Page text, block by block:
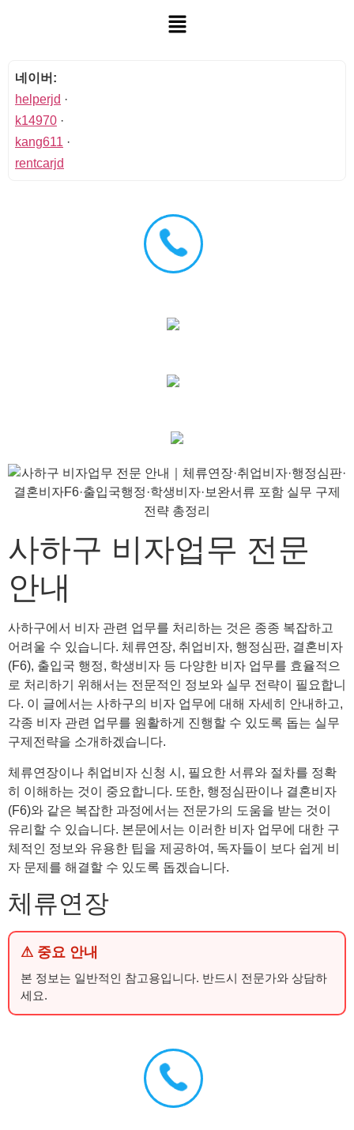
네이버:
helperjd ·
k14970 ·
kang611 ·
rentcarjd
사하구 비자업무 전문
안내
사하구에서 비자 관련 업무를 처리하는 것은 종종 복잡하고
어려울 수 있습니다. 체류연장, 취업비자, 행정심판, 결혼비자
(F6), 출입국 행정, 학생비자 등 다양한 비자 업무를 효율적으
로 처리하기 위해서는 전문적인 정보와 실무 전략이 필요합니
다. 이 글에서는 사하구의 비자 업무에 대해 자세히 안내하고,
각종 비자 관련 업무를 원활하게 진행할 수 있도록 돕는 실무
구제전략을 소개하겠습니다.
체류연장이나 취업비자 신청 시, 필요한 서류와 절차를 정확
히 이해하는 것이 중요합니다. 또한, 행정심판이나 결혼비자
(F6)와 같은 복잡한 과정에서는 전문가의 도움을 받는 것이
유리할 수 있습니다. 본문에서는 이러한 비자 업무에 대한 구
체적인 정보와 유용한 팁을 제공하여, 독자들이 보다 쉽게 비
자 문제를 해결할 수 있도록 돕겠습니다.
체류연장
⚠ 중요 안내
본 정보는 일반적인 참고용입니다. 반드시 전문가와 상담하
세요.